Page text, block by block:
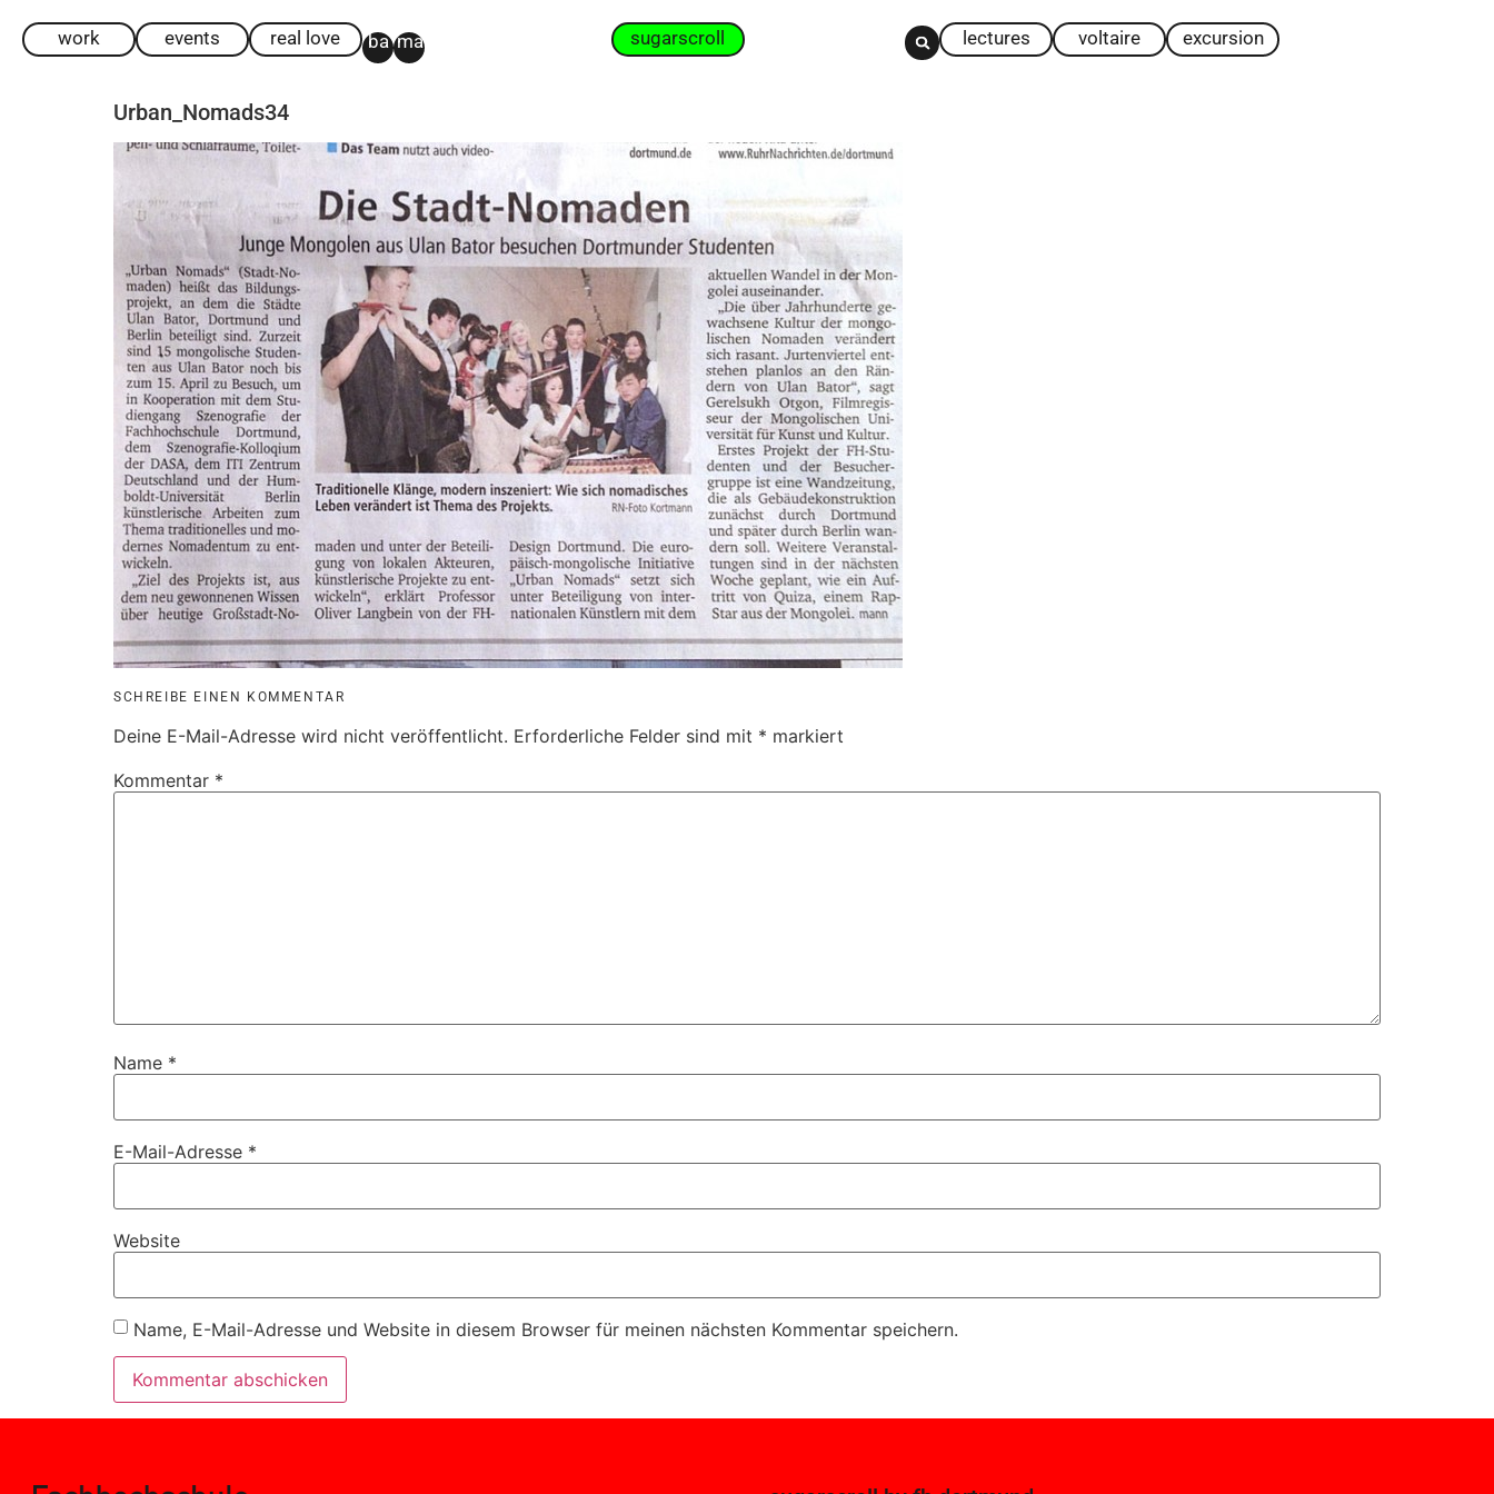
work events real love ba ma sugarscroll lectures voltaire excursion
Urban_Nomads34
SCHREIBE EINEN KOMMENTAR
Deine E-Mail-Adresse wird nicht veröffentlicht. Erforderliche Felder sind mit * markiert
Kommentar *
Name *
E-Mail-Adresse *
Website
Name, E-Mail-Adresse und Website in diesem Browser für meinen nächsten Kommentar speichern.